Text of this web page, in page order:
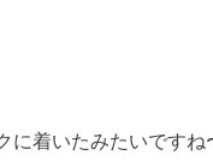
に着いたみたいです